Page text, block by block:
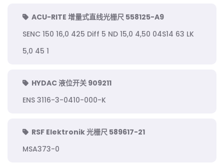
ACU-RITE 增量式直线光栅尺 558125-A9
SENC 150 16,0 425 Diff 5 ND 15,0 4,50 04S14 63 LK
5,0 45 1
HYDAC 液位开关 909211
ENS 3116-3-0410-000-K
RSF Elektronik 光栅尺 589617-21
MSA373-0